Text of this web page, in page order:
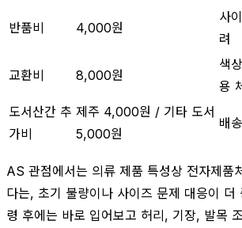
반품비 4,000원
사
려
교환비 8,000원
색
용
도서산간 추
가비
제주 4,000원 / 기타 도서
5,000원
배
AS 관점에서는 의류 제품 특성상 전자제품
다는, 초기 불량이나 사이즈 문제 대응이 더
령 후에는 바로 입어보고 허리, 기장, 발목